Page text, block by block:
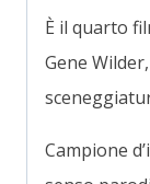
È il quarto
Gene
Campione